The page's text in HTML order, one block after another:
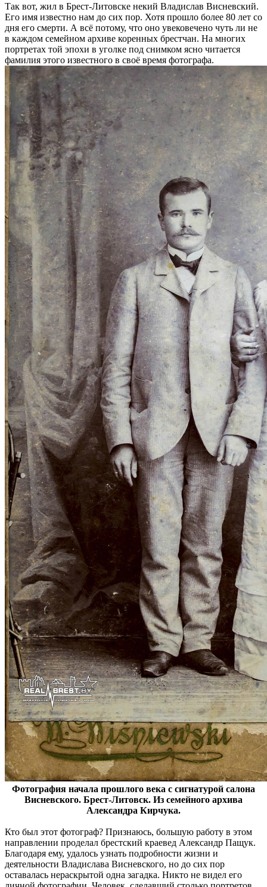
Так вот, жил в Брест-Литовске некий Владислав Висневский.
Его имя известно нам до сих пор. Хотя прошло более 80 лет со
дня его смерти. А всё потому, что оно увековечено чуть ли не
в каждом семейном архиве коренных брестчан. На многих
портретах той эпохи в уголке под снимком ясно читается
фамилия этого известного в своё время фотографа.
Фотография начала прошлого века с сигнатурой салона
Висневского. Брест-Литовск. Из семейного архива
Александра Кирчука.
Кто был этот фотограф? Признаюсь, большую работу в этом
направлении проделал брестский краевед Александр Пащук.
Благодаря ему, удалось узнать подробности жизни и
деятельности Владислава Висневского, но до сих пор
оставалась нераскрытой одна загадка. Никто не видел его